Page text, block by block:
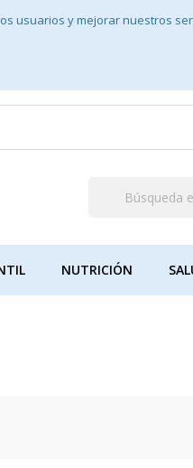
y mejorar nuestros
NUTRICIÓN